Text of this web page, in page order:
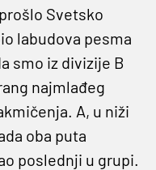
Svetsko
labudova pesma
smo iz divizije B
najmlađeg
A, u niži
oba puta
poslednji u grupi.